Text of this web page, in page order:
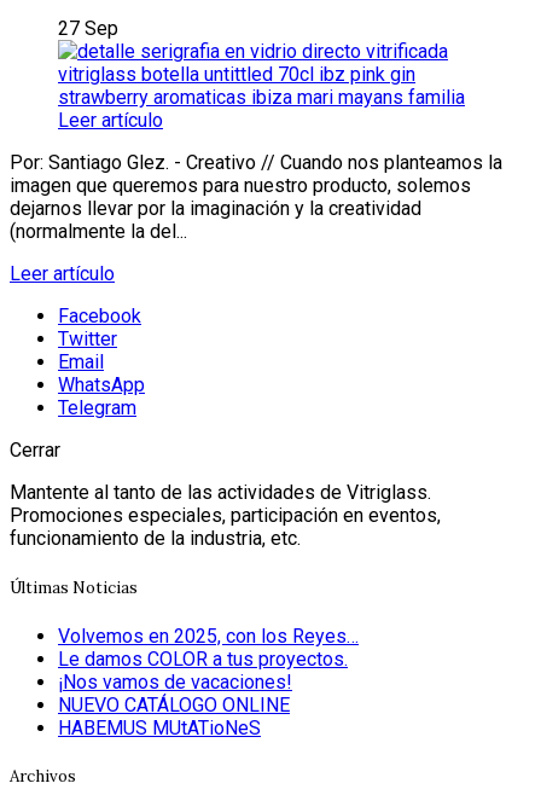
27 Sep
Leer artículo
Por: Santiago Glez. - Creativo // Cuando nos planteamos la
imagen que queremos para nuestro producto, solemos
dejarnos llevar por la imaginación y la creatividad
(normalmente la del...
Leer artículo
Facebook
Twitter
Email
WhatsApp
Telegram
Cerrar
Mantente al tanto de las actividades de Vitriglass.
Promociones especiales, participación en eventos,
funcionamiento de la industria, etc.
Últimas Noticias
Volvemos en 2025, con los Reyes…
Le damos COLOR a tus proyectos.
¡Nos vamos de vacaciones!
NUEVO CATÁLOGO ONLINE
HABEMUS MUtATioNeS
Archivos